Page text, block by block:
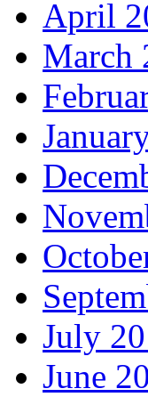
April
March
July
June